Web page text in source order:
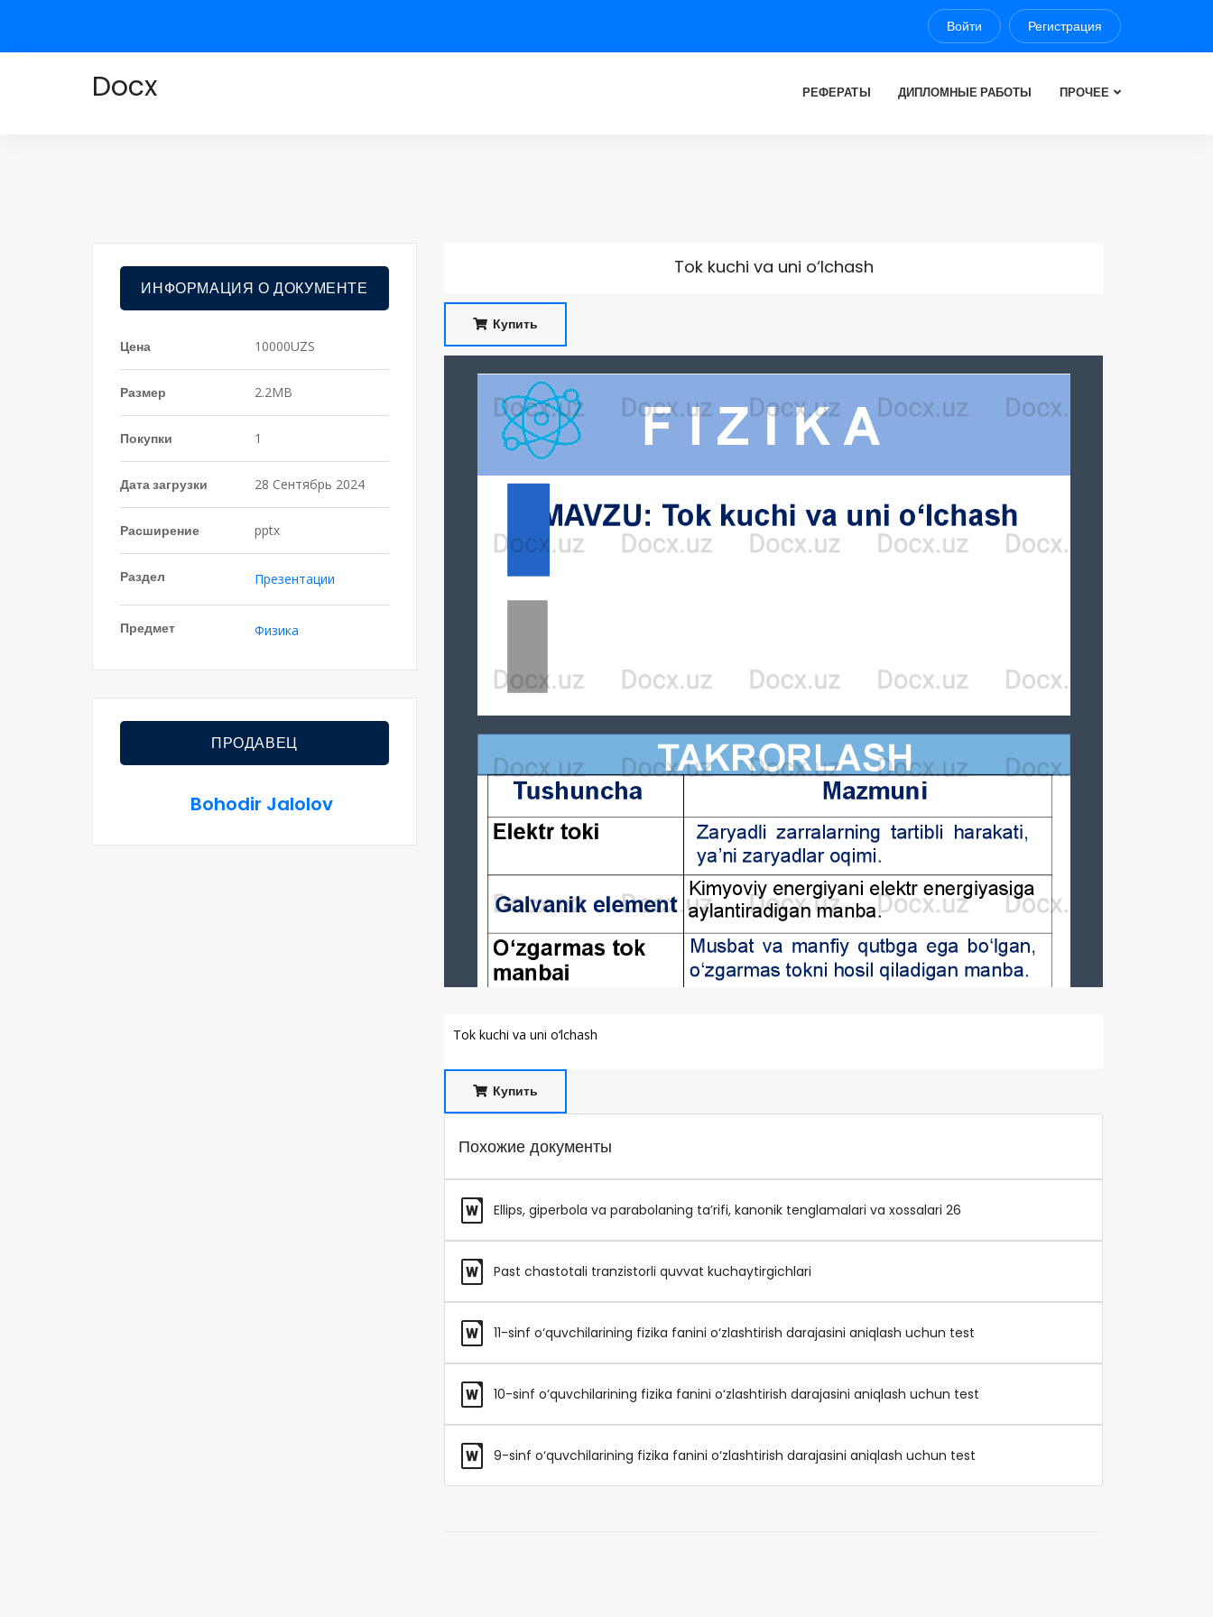
Войти Регистрация
Docx РЕФЕРАТЫ ДИПЛОМНЫЕ РАБОТЫ ПРОЧЕЕ
ИНФОРМАЦИЯ О ДОКУМЕНТЕ
Цена 10000UZS
Размер 2.2MB
Покупки 1
Дата загрузки 28 Сентябрь 2024
Расширение pptx
Раздел Презентации
Предмет Физика
ПРОДАВЕЦ
Bohodir Jalolov
Tok kuchi va uni o‘lchash
Купить
Tok kuchi va uni o‘lchash
Купить
Похожие документы
Ellips, giperbola va parabolaning ta’rifi, kanonik tenglamalari va xossalari 26
Past chastotali tranzistorli quvvat kuchaytirgichlari
11-sinf o‘quvchilarining fizika fanini o‘zlashtirish darajasini aniqlash uchun test
10-sinf o‘quvchilarining fizika fanini o‘zlashtirish darajasini aniqlash uchun test
9-sinf o‘quvchilarining fizika fanini o‘zlashtirish darajasini aniqlash uchun test